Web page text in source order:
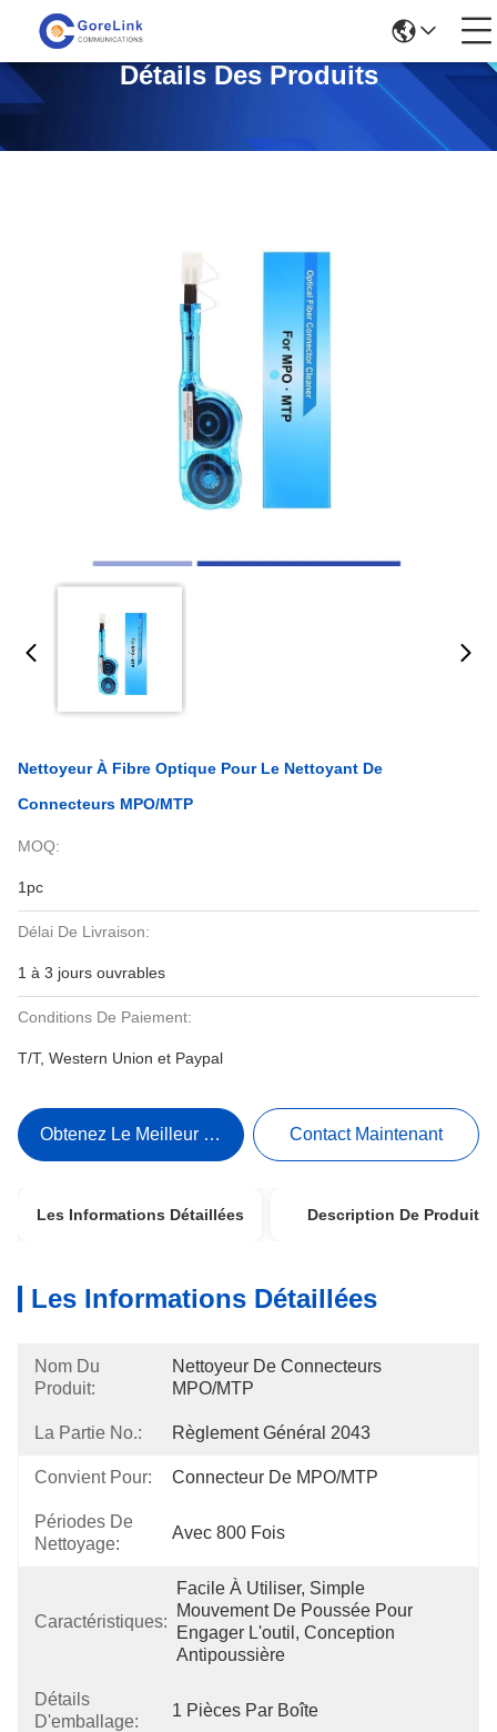
Détails Des Produits
Nettoyeur À Fibre Optique Pour Le Nettoyant De
Connecteurs MPO/MTP
MOQ:
1pc
Délai De Livraison:
1 à 3 jours ouvrables
Conditions De Paiement:
T/T, Western Union et Paypal
Obtenez Le Meilleur Prix Contact Maintenant
Les Informations Détaillées Description De Produit
Les Informations Détaillées
Nom Du
Produit:
Nettoyeur De Connecteurs
MPO/MTP
La Partie No.: Règlement Général 2043
Convient Pour: Connecteur De MPO/MTP
Périodes De
Nettoyage:
Avec 800 Fois
Caractéristiques:
Facile À Utiliser, Simple
Mouvement De Poussée Pour
Engager L'outil, Conception
Antipoussière
Détails
D'emballage:
1 Pièces Par Boîte